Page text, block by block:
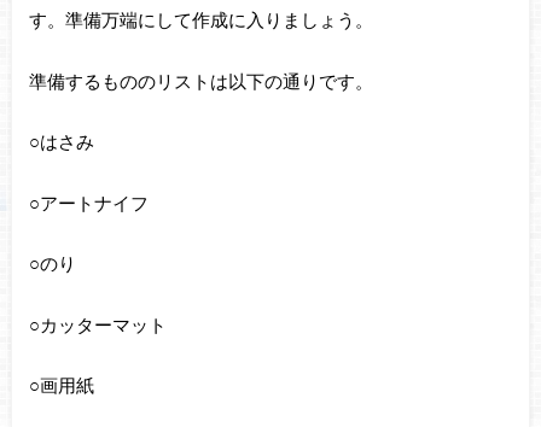
す。準備万端にして作成に入りましょう。
準備するもののリストは以下の通りです。
○はさみ
○アートナイフ
○のり
○カッターマット
○画用紙